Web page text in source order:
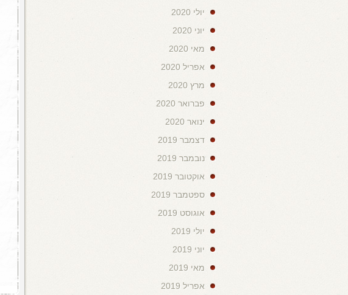
יולי 2020
יוני 2020
מאי 2020
אפריל 2020
מרץ 2020
פברואר 2020
ינואר 2020
דצמבר 2019
נובמבר 2019
אוקטובר 2019
ספטמבר 2019
אוגוסט 2019
יולי 2019
יוני 2019
מאי 2019
אפריל 2019